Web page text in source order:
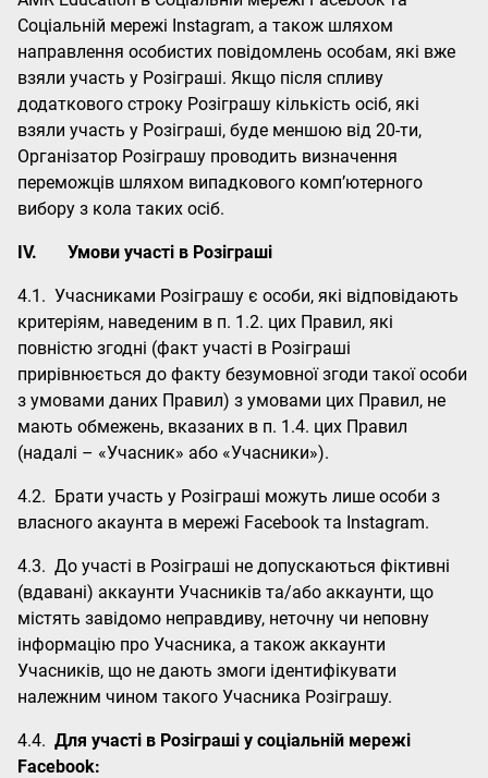
Соціальній мережі Instagram, а також шляхом
направлення особистих повідомлень особам, які вже
взяли участь у Розіграші. Якщо після спливу
додаткового строку Розіграшу кількість осіб, які
взяли участь у Розіграші, буде меншою від 20-ти,
Організатор Розіграшу проводить визначення
переможців шляхом випадкового комп’ютерного
вибору з кола таких осіб.
IV. Умови участі в Розіграші
4.1. Учасниками Розіграшу є особи, які відповідають
критеріям, наведеним в п. 1.2. цих Правил, які
повністю згодні (факт участі в Розіграші
прирівнюється до факту безумовної згоди такої особи
з умовами даних Правил) з умовами цих Правил, не
мають обмежень, вказаних в п. 1.4. цих Правил
(надалі – «Учасник» або «Учасники»).
4.2. Брати участь у Розіграші можуть лише особи з
власного акаунта в мережі Facebook та Instagram.
4.3. До участі в Розіграші не допускаються фіктивні
(вдавані) аккаунти Учасників та/або аккаунти, що
містять завідомо неправдиву, неточну чи неповну
інформацію про Учасника, а також аккаунти
Учасників, що не дають змоги ідентифікувати
належним чином такого Учасника Розіграшу.
4.4. Для участі в Розіграші у соціальній мережі
Facebook: